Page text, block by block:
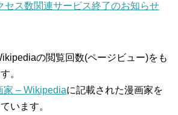
セス数関連サービス終了のお知らせ
の閲覧回数(ページビュー)をも
。
家 – Wikipediaに記載された漫画家を
います。